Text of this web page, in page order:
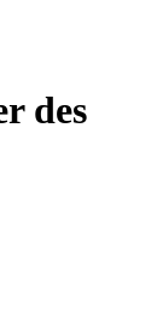
des